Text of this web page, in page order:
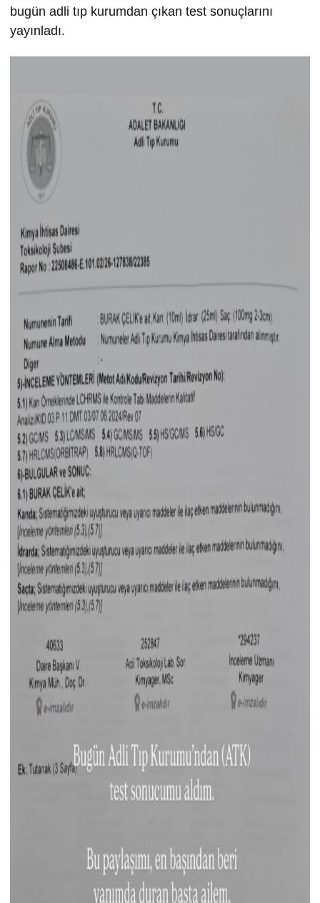
bugün adli tıp kurumdan çıkan test sonuçlarını
yayınladı.